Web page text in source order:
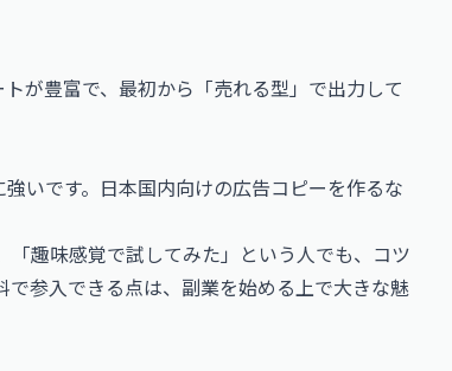
が豊富で、最初から「売れる型」で出力して
いです。日本国内向けの広告コピーを作るな
趣味感覚で試してみた」という人でも、コツ
参入できる点は、副業を始める上で大きな魅